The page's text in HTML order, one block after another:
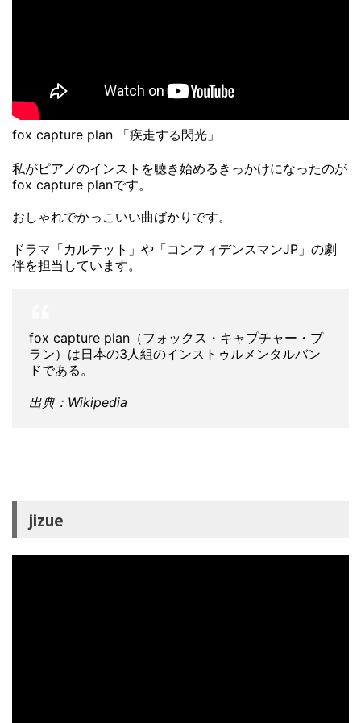
fox capture plan 「疾走する閃光」
私がピアノのインストを聴き始めるきっかけになったのが
fox capture planです。
おしゃれでかっこいい曲ばかりです。
ドラマ「カルテット」や「コンフィデンスマンJP」の劇
伴を担当しています。
fox capture plan（フォックス・キャプチャー・プ
ラン）は日本の3人組のインストゥルメンタルバン
ドである。
出典：Wikipedia
jizue